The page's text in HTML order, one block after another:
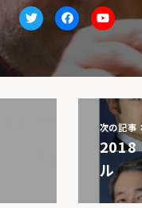
Twitterfacebook
次の記事
2018
ル